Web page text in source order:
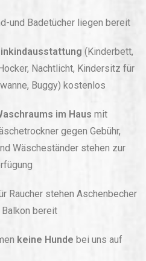
und Badetücher liegen bereit
(Kinderbett,
Nachtlicht, Kindersitz für
Buggy) kostenlos
im Haus mit
gegen Gebühr,
Wäscheständer stehen zur
Raucher stehen Aschenbecher
bereit
keine Hunde bei uns auf